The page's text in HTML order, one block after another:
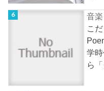
音楽
こ
学
ら